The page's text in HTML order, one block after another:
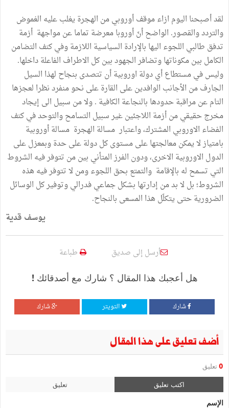
لقد أصبحنا اليوم ازاء موقف أوروبي من الهجرة يغلب عليه الغموض
والتردد والقصور. الواضح أنّ أوروبا معرضة تماما عن مواجهة أزمة
تدفق طالبي اللجوء اليها بالإرادة السياسية اللازمة وفي كنف التضامن
الكامل بين مكوناتها وتضافر الجهود بين كل الاطراف الفاعلة داخلها.
وليس في مستطاع أي دولة اوروبية أن تتصدى بنجاح لهذا السيل
الجارف من الأجانب الوافدين على القارة على نحو منفرد نظرا لعجزها
التام عن مراقبة حدودها بالنجاعة الكافية . ولا من سبيل الى إيجاد
مخرج حقيقي من أزمة اللاجئين غير سبيل التسامح والتوحد في كنف
الفضاء الاوروبي المشترك، واعتبار مسالة الهجرة مسالة أوروبية
بامتياز لا يمكن معالجتها على مستوى كل دولة على حدة وبمعزل على
الدول الاوروبية الاخرى، ودون الفرز المتأني بين من تتوفر فيه الشروط
التي تسمح له بالإقامة والتمتع بحق اللجوء ومن لا تتوفر فيه هذه
الشروط؛ بل لا بد من إدارتها بشكل جماعي فدرالي وتوفير كل الوسائل
الضرورية حتى يتكلّل هذا المسعى بالنجاح.
يوسف قدية
أرسل إلى صديق طباعة
هل أعجبك هذا المقال ؟ شارك مع أصدقائك !
شارك التويتر شارك
أضف تعليق على هذا المقال
0 تعليق
اكتب تعليق تعليق
الإسم